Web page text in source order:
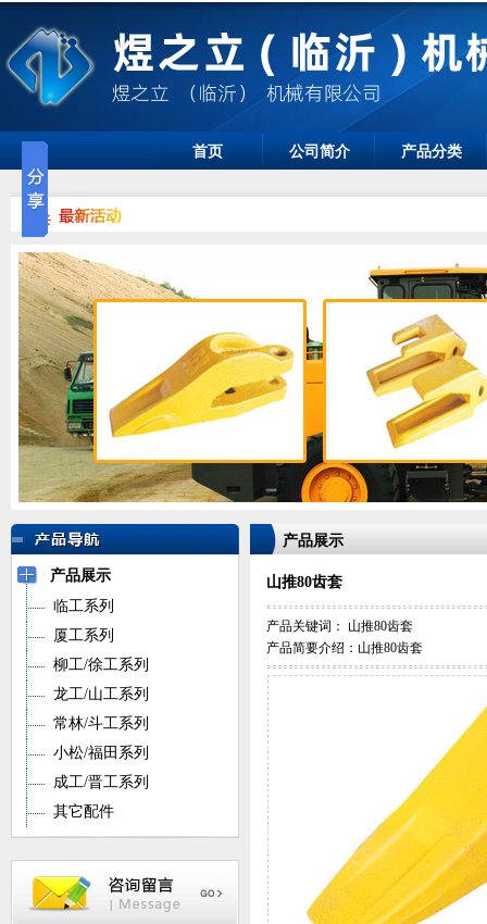
首页 公司简介 产品分类
产品展示
临工系列
厦工系列
柳工/徐工系列
龙工/山工系列
常林/斗工系列
小松/福田系列
成工/晋工系列
其它配件
产品展示
山推80齿套
产品关键词： 山推80齿套
产品简要介绍：山推80齿套